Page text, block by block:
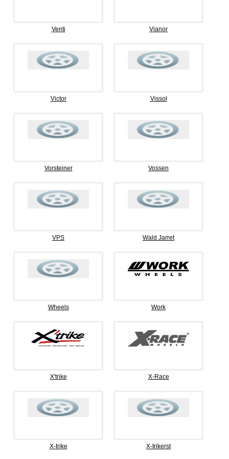
Venti Vianor
Victor Vissol
Vorsteiner Vossen
VPS Wald Jarret
Wheels Work
X'trike X-Race
X-trike X-trikerst